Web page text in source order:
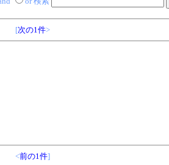
[次の1件>
<前の1件]